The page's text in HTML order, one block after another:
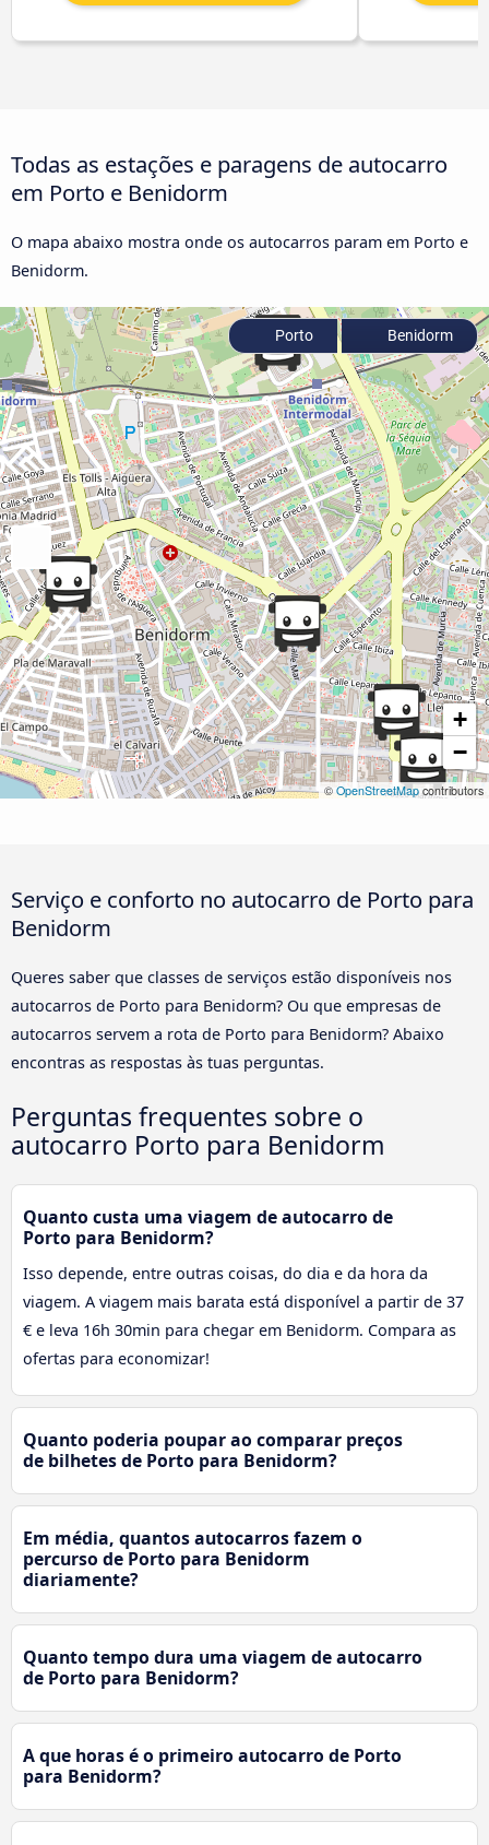
Todas as estações e paragens de autocarro
em Porto e Benidorm
O mapa abaixo mostra onde os autocarros param em Porto e
Benidorm.
+
−
© OpenStreetMap contributors
Porto Benidorm
Serviço e conforto no autocarro de Porto para
Benidorm
Queres saber que classes de serviços estão disponíveis nos
autocarros de Porto para Benidorm? Ou que empresas de
autocarros servem a rota de Porto para Benidorm? Abaixo
encontras as respostas às tuas perguntas.
Perguntas frequentes sobre o
autocarro Porto para Benidorm
Quanto custa uma viagem de autocarro de
Porto para Benidorm?
Isso depende, entre outras coisas, do dia e da hora da
viagem. A viagem mais barata está disponível a partir de 37
€ e leva 16h 30min para chegar em Benidorm. Compara as
ofertas para economizar!
Quanto poderia poupar ao comparar preços
de bilhetes de Porto para Benidorm?
Em média, quantos autocarros fazem o
percurso de Porto para Benidorm
diariamente?
Quanto tempo dura uma viagem de autocarro
de Porto para Benidorm?
A que horas é o primeiro autocarro de Porto
para Benidorm?